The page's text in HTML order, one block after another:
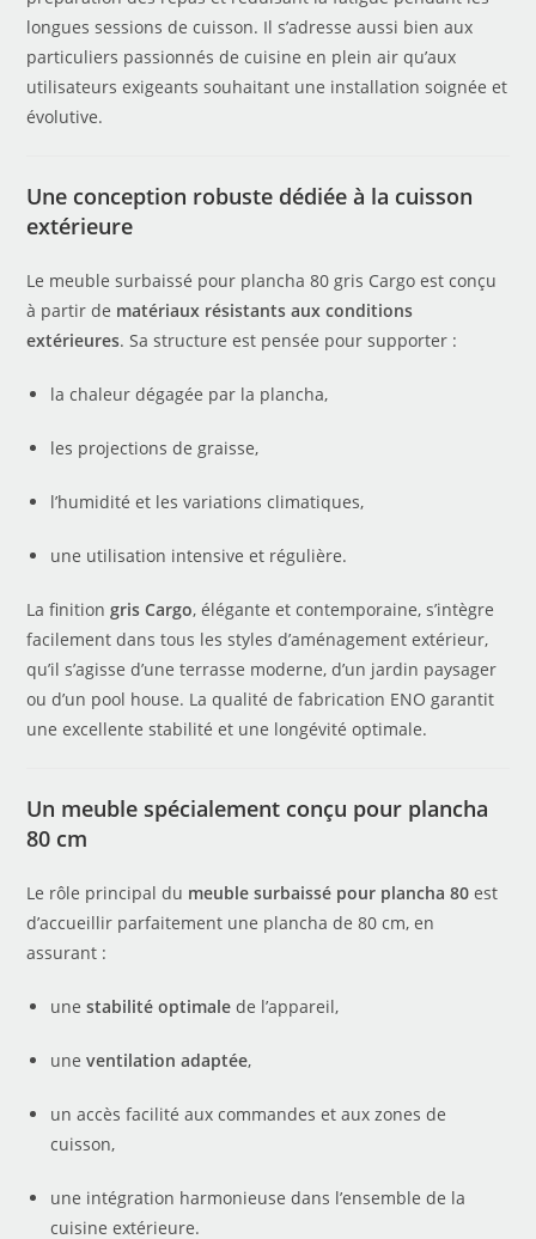
longues sessions de cuisson. Il s’adresse aussi bien aux
particuliers passionnés de cuisine en plein air qu’aux
utilisateurs exigeants souhaitant une installation soignée et
évolutive.
Une conception robuste dédiée à la cuisson
extérieure
Le meuble surbaissé pour plancha 80 gris Cargo est conçu
à partir de matériaux résistants aux conditions
extérieures. Sa structure est pensée pour supporter :
la chaleur dégagée par la plancha,
les projections de graisse,
l’humidité et les variations climatiques,
une utilisation intensive et régulière.
La finitiongris Cargo, élégante et contemporaine, s’intègre
facilement dans tous les styles d’aménagement extérieur,
qu’il s’agisse d’une terrasse moderne, d’un jardin paysager
ou d’un pool house. La qualité de fabrication ENO garantit
une excellente stabilité et une longévité optimale.
Un meuble spécialement conçu pour plancha
80 cm
Le rôle principal du meuble surbaissé pour plancha 80 est
d’accueillir parfaitement une plancha de 80 cm, en
assurant :
unestabilité optimale de l’appareil,
uneventilation adaptée,
un accès facilité aux commandes et aux zones de
cuisson,
une intégration harmonieuse dans l’ensemble de la
cuisine extérieure.